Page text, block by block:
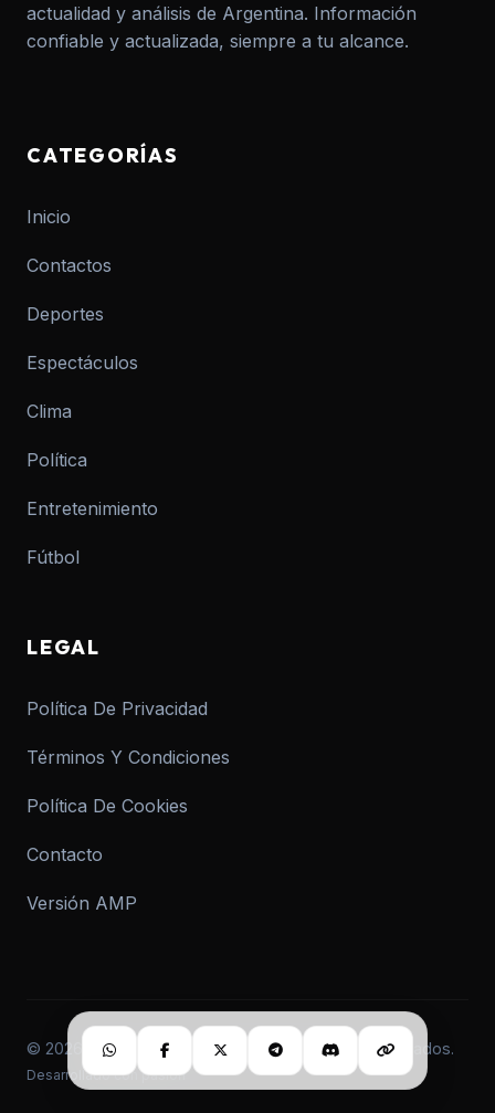
actualidad y análisis de Argentina. Información
confiable y actualizada, siempre a tu alcance.
CATEGORÍAS
Inicio
Contactos
Deportes
Espectáculos
Clima
Política
Entretenimiento
Fútbol
LEGAL
Política De Privacidad
Términos Y Condiciones
Política De Cookies
Contacto
Versión AMP
© 2026 informar.com.ar. Todos los derechos reservados.
Desarrollado con pasión